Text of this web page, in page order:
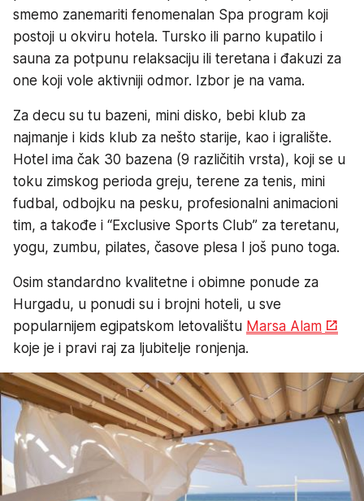
smemo zanemariti fenomenalan Spa program koji
postoji u okviru hotela. Tursko ili parno kupatilo i
sauna za potpunu relaksaciju ili teretana i đakuzi za
one koji vole aktivniji odmor. Izbor je na vama.
Za decu su tu bazeni, mini disko, bebi klub za
najmanje i kids klub za nešto starije, kao i igralište.
Hotel ima čak 30 bazena (9 različitih vrsta), koji se u
toku zimskog perioda greju, terene za tenis, mini
fudbal, odbojku na pesku, profesionalni animacioni
tim, a takođe i “Exclusive Sports Club” za teretanu,
yogu, zumbu, pilates, časove plesa I još puno toga.
Osim standardno kvalitetne i obimne ponude za
Hurgadu, u ponudi su i brojni hoteli, u sve
popularnijem egipatskom letovalištu Marsa Alam
koje je i pravi raj za ljubitelje ronjenja.